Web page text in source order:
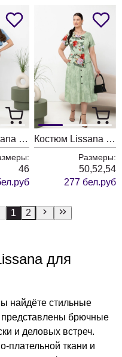
Костюм Lissana 4901
46
Костюм Lissana 4871
Размеры:
50,52,54
277 бел.руб
1 2
для
найдёте стильные
брючные
и деловых встреч.
плательной ткани и